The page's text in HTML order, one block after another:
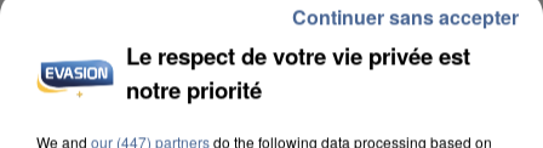
L’UN DES FONDATEURS SUPPOSÉS DE LA DZ
Le respect de votre vie privée est
notre priorité
We and our (447) partnersdo the following data processing based on
Continuer sans accepter